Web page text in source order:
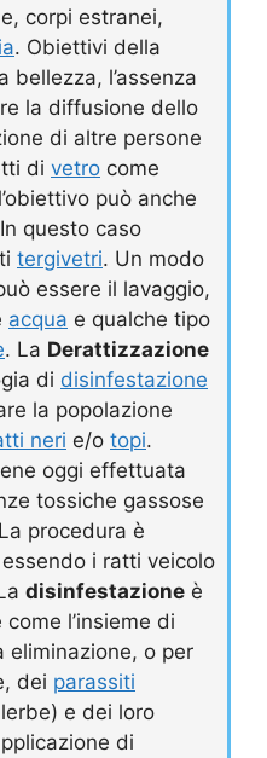
corpi estranei,
. Obiettivi della
bellezza, l’assenza
la diffusione dello
di altre persone
di vetro come
può anche
questo caso
tergivetri. Un modo
essere il lavaggio,
acqua e qualche tipo
. La Derattizzazione
di disinfestazione
la popolazione
neri e/o topi.
oggi effettuata
tossiche gassose
procedura è
i ratti veicolo
disinfestazione è
l’insieme di
eliminazione, o per
dei parassiti
e dei loro
di